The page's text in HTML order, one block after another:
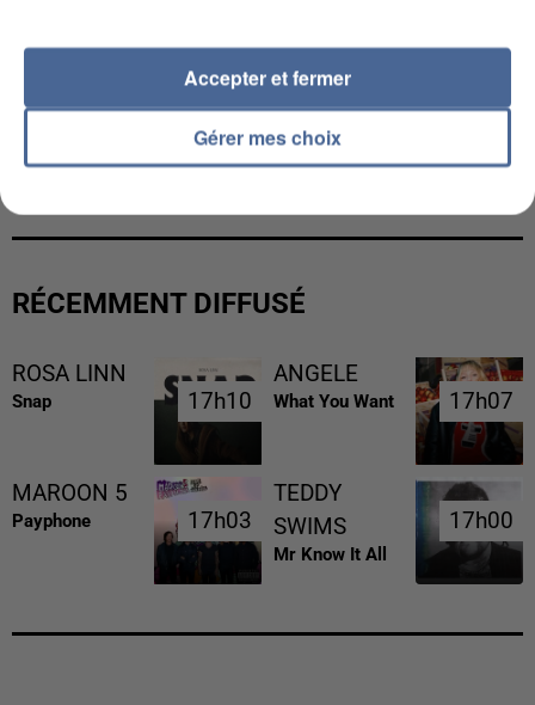
UNE TOURISTE DE L’OISE EMPORTÉE PAR UNE
COULÉE DE BOUE EN HAUTE-SAVOIE
RÉCEMMENT DIFFUSÉ
ROSA LINN
Snap 17h10
17h10
ANGELE
What You Want 17h07
17h07
MAROON 5
Payphone 17h03
17h03
TEDDY
SWIMS
Mr Know It All
17h00
17h00
Gérer mes choix
Accepter et fermer